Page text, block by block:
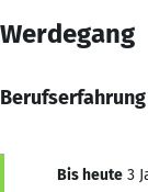
Werdegang
Bis heute 3